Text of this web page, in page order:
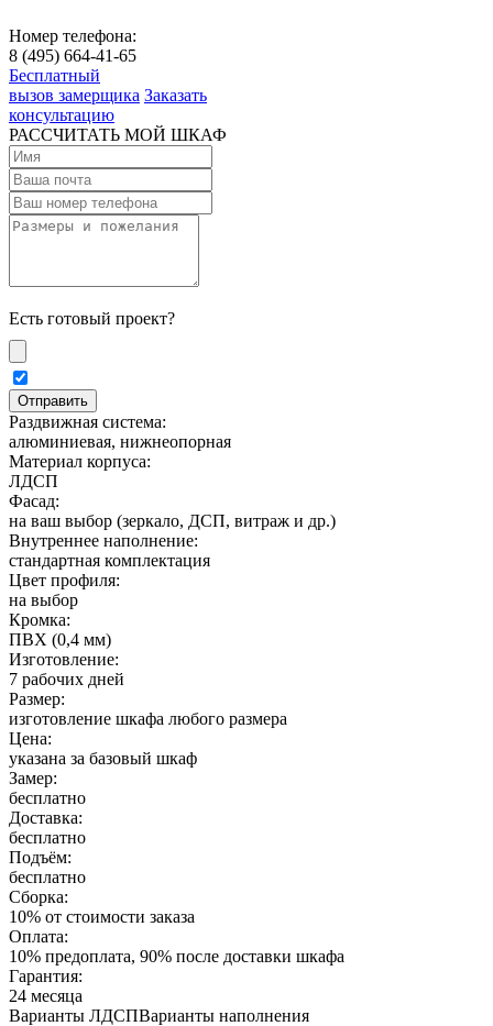
Номер телефона:
8 (495) 664-41-65
Бесплатный
вызов замерщика Заказать
консультацию
РАССЧИТАТЬ МОЙ ШКАФ
Есть готовый проект?
Раздвижная система:
алюминиевая, нижнеопорная
Материал корпуса:
ЛДСП
Фасад:
на ваш выбор (зеркало, ДСП, витраж и др.)
Внутреннее наполнение:
стандартная комплектация
Цвет профиля:
на выбор
Кромка:
ПВХ (0,4 мм)
Изготовление:
7 рабочих дней
Размер:
изготовление шкафа любого размера
Цена:
указана за базовый шкаф
Замер:
бесплатно
Доставка:
бесплатно
Подъём:
бесплатно
Сборка:
10% от стоимости заказа
Оплата:
10% предоплата, 90% после доставки шкафа
Гарантия:
24 месяца
Варианты ЛДСПВарианты наполнения